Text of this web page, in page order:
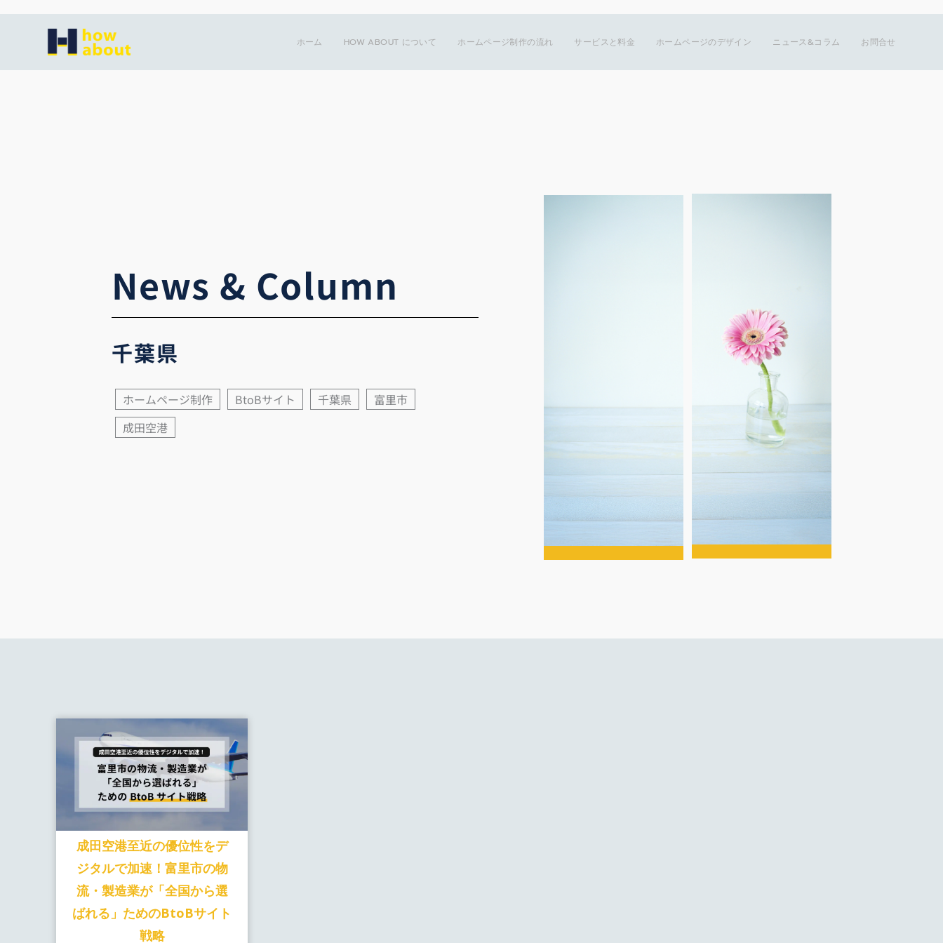
ス
ホーム HOW ABOUT について ホームページ制作の流れ サービスと料金 ホームページのデザイン ニュース&コラム お問合せ
News & Column
千葉県
ホームページ制作 BtoBサイト 千葉県
富里市
成田空港
成田空港至近の優位性をデ
ジタルで加速！富里市の物
流・製造業が「全国から選
ばれる」ためのBtoBサイト
戦略